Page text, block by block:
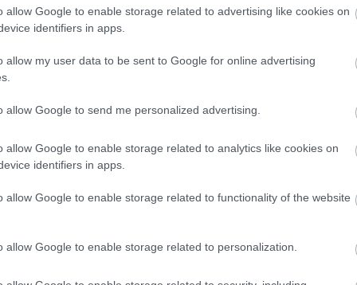
allow Google to enable storage related to advertising like cookies on
identifiers in apps.
allow my user data to be sent to Google for online advertising
allow Google to send me personalized advertising.
allow Google to enable storage related to analytics like cookies on
identifiers in apps.
allow Google to enable storage related to functionality of the website
allow Google to enable storage related to personalization.
στις 21 Οκτωβρίου και φέρει ως τίτλο το
(Stefani Joanne Angelina Germanotta), που
της, η οποία πέθανε σε ηλικία 19 χρόνων,
νόσημα. Η Lady Gaga δεν γνώρισε ποτέ
υποστηρίζει ότι, πάντα, νιώθει ένα
και το ιταλικό εστιατόριο της οικογένειας
«Joanne Trattoria».